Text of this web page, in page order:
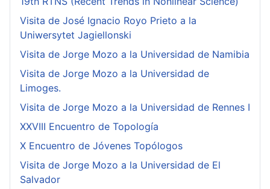
Visita de José Ignacio Royo Prieto a la
Uniwersytet Jagiellonski
Visita de Jorge Mozo a la Universidad de Namibia
Visita de Jorge Mozo a la Universidad de
Limoges.
Visita de Jorge Mozo a la Universidad de Rennes I
XXVIII Encuentro de Topología
X Encuentro de Jóvenes Topólogos
Visita de Jorge Mozo a la Universidad de El
Salvador